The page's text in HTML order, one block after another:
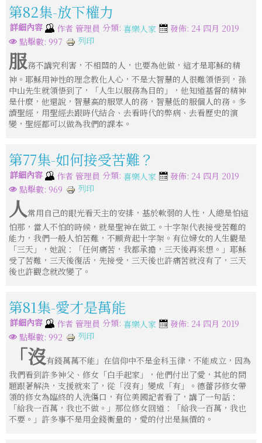
第82集-放下權力
詳細內容 作者 管理員 分類: 喜樂人家
發佈: 24 四月 2019
點擊數: 997
列印
服務不講究利害，不相關的人，也要為他做，這才是耶穌的精
神。耶穌用神性的理念教化人心，不是大智慧的人很難領悟到，孫
中山先生就領悟到了，「人生以服務為目的」，他知道基督的精神
是什麼，他還說，智慧高的服眾人的務，智慧低的服個人的務。多
讀聖經，用聖經去跟時代結合、去看時代的弊病、去看歷史的演
變，聖經都可以做為我們的課本。
第77集-如何接受苦難？
詳細內容 作者 管理員 分類: 喜樂人家
發佈: 24 四月 2019
點擊數: 969
列印
人常用自己的眼光看天主的安排，基於軟弱的人性，人總是怕這
怕那，當人不怕的時候，就是聖神在做工。十字架代表接受苦難的
能力，我們一般人怕苦難，不願背起十字架。有位婦女的人生觀是
「三天」，她說：「任何痛苦，我都承擔，三天後再來想。」耶穌
受了苦難，三天後復活，先接受，三天後也許痛苦就沒有了，三天
後也許觀念就改變了。
第81集-愛才是萬能
詳細內容 作者 管理員 分類: 喜樂人家
發佈: 24 四月 2019
點擊數: 992
列印
「沒有錢萬萬不能」在信仰中不是金科玉律，不能成立，因為
我們看到許多神父、修女「白手起家」，他們付出了愛，其他的問
題跟著解決，支援就來了，從「沒有」變成「有」。德蕾莎修女帶
領的修女為臨終的人洗傷口，有位美國記者看了，講了一句話：
「給我一百萬，我也不做。」那位修女回道：「給我一百萬，我也
不要。」許多事不是用金錢衡量的，愛的付出是無價的。